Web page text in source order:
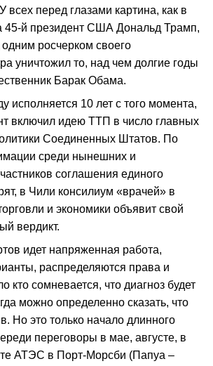
всех перед глазами картина, как в
45-й президент США Дональд Трамп,
одним росчерком своего
уничтожил то, над чем долгие годы
Барак Обама.
исполняется 10 лет с того момента,
включил идею ТТП в число главных
Соединенных Штатов. По
среди нынешних и
соглашения единого
в Чили консилиум «врачей» в
и экономики объявит свой
вердикт.
идет напряженная работа,
распределяются права и
кто сомневается, что диагноз будет
можно определенно сказать, что
Но это только начало длинного
переговоры в мае, августе, в
АТЭС в Порт-Морсби (Папуа –